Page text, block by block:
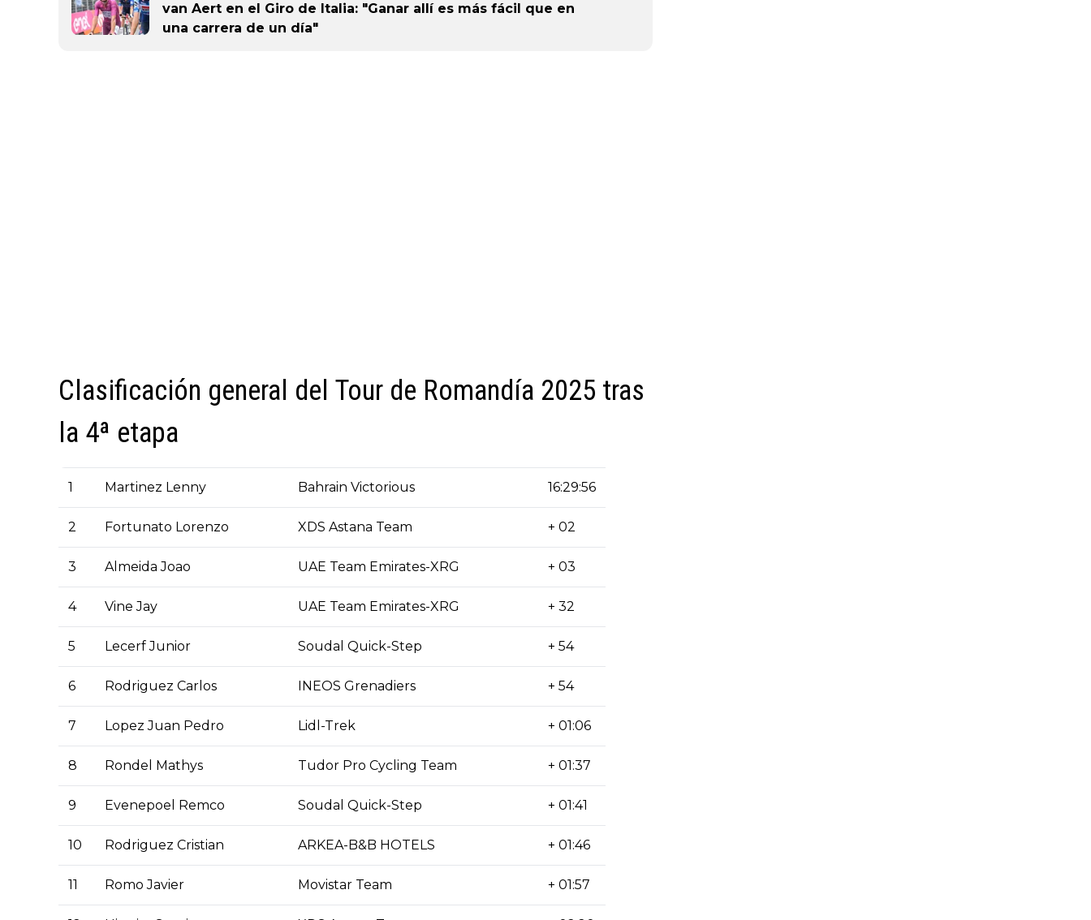
van Aert en el Giro de Italia: "Ganar allí es más fácil que en
una carrera de un día"
Clasificación general del Tour de Romandía 2025 tras
la 4ª etapa
1 Martinez Lenny Bahrain Victorious 16:29:56
2 Fortunato Lorenzo XDS Astana Team + 02
3 Almeida Joao UAE Team Emirates-XRG + 03
4 Vine Jay UAE Team Emirates-XRG + 32
5 Lecerf Junior Soudal Quick-Step + 54
6 Rodriguez Carlos INEOS Grenadiers + 54
7 Lopez Juan Pedro Lidl-Trek + 01:06
8 Rondel Mathys Tudor Pro Cycling Team + 01:37
9 Evenepoel Remco Soudal Quick-Step + 01:41
10 Rodriguez Cristian ARKEA-B&B HOTELS + 01:46
11 Romo Javier Movistar Team + 01:57